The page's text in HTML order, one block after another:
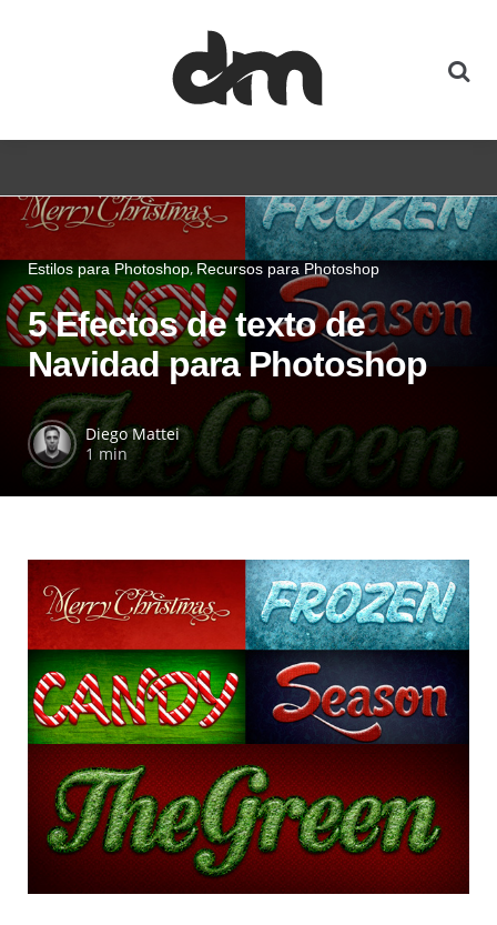
Estilos para Photoshop Recursos para Photoshop
5 Efectos de texto de
Navidad para Photoshop
Diego Mattei
1 min